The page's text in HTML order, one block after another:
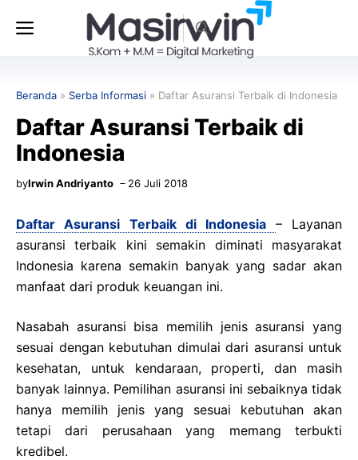
Menu
Beranda » Serba Informasi » Daftar Asuransi Terbaik di Indonesia
Daftar Asuransi Terbaik di
Indonesia
byIrwin Andriyanto 26 Juli 2018
Daftar Asuransi Terbaik di Indonesia – Layanan
asuransi terbaik kini semakin diminati masyarakat
Indonesia karena semakin banyak yang sadar akan
manfaat dari produk keuangan ini.
Nasabah asuransi bisa memilih jenis asuransi yang
sesuai dengan kebutuhan dimulai dari asuransi untuk
kesehatan, untuk kendaraan, properti, dan masih
banyak lainnya. Pemilihan asuransi ini sebaiknya tidak
hanya memilih jenis yang sesuai kebutuhan akan
tetapi dari perusahaan yang memang terbukti
kredibel.